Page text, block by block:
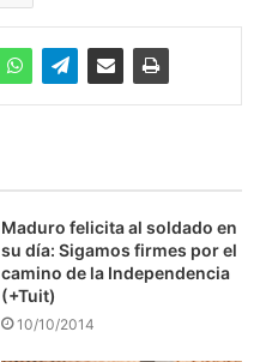
Maduro felicita al soldado en
su día: Sigamos firmes por el
camino de la Independencia
(+Tuit)
10/10/2014